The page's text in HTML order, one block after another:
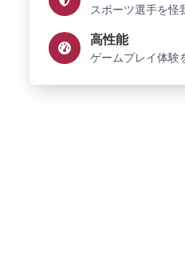
スポーツ選手を怪
高性能
ゲームプレイ体験